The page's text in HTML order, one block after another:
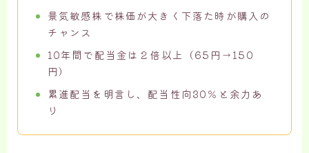
景気敏感株で株価が大きく下落た時が購入の
チャンス
10年間で配当金は２倍以上（65円→150
円）
累進配当を明言し、配当性向30％と余力あ
り